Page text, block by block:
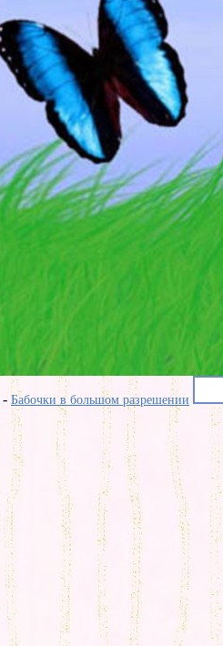
- Бабочки в большом разрешении